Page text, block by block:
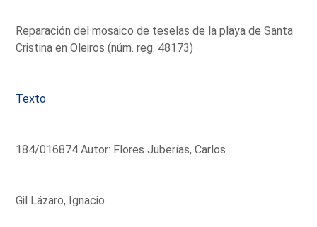
Reparación del mosaico de teselas de la playa de Santa
Cristina en Oleiros (núm. reg. 48173)
Texto
184/016874 Autor: Flores Juberías, Carlos
Gil Lázaro, Ignacio